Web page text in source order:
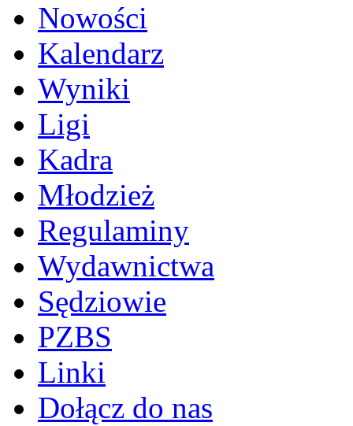
Nowości
Kalendarz
Wyniki
Ligi
Kadra
Młodzież
Regulaminy
Wydawnictwa
Sędziowie
PZBS
Linki
Dołącz do nas